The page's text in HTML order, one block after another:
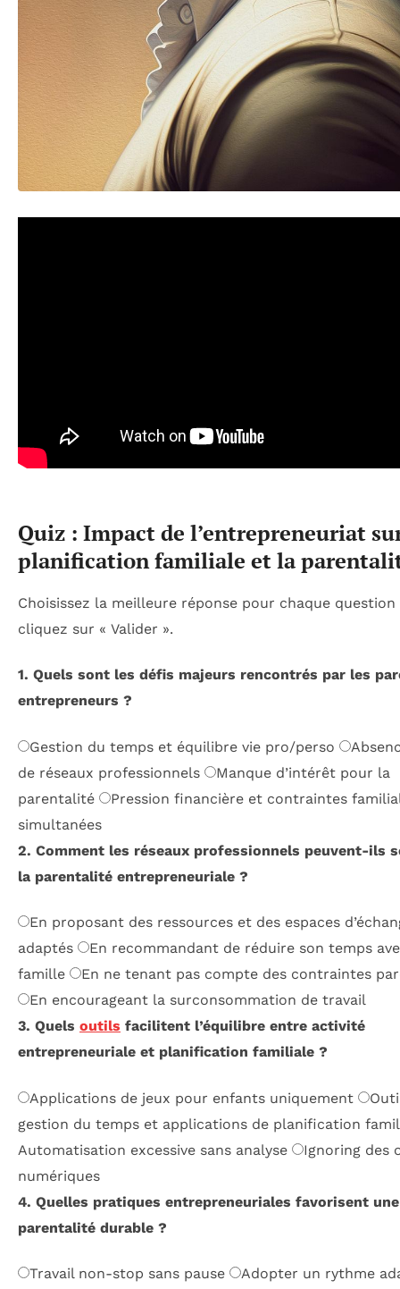
Quiz : Impact de l’entrepreneuriat
planification familiale et la
Choisissez la meilleure réponse pour chaque question
cliquez sur « Valider ».
1. Quels sont les défis majeurs rencontrés par les
entrepreneurs ?
Gestion du temps et équilibre vie pro/perso
de réseaux professionnels
Manque d’intérêt pour la
parentalité
Pression financière et contraintes
simultanées
2. Comment les réseaux professionnels peuvent-ils
la parentalité entrepreneuriale ?
En proposant des ressources et des espaces
adaptés
En recommandant de réduire son temps
famille
En ne tenant pas compte des contraintes
En encourageant la surconsommation de travail
3. Quels outils facilitent l’équilibre entre activité
entrepreneuriale et planification familiale ?
Applications de jeux pour enfants uniquement
gestion du temps et applications de planification
Automatisation excessive sans analyse
Ignoring des
numériques
4. Quelles pratiques entrepreneuriales favorisent une
parentalité durable ?
Travail non-stop sans pause
Adopter un rythme